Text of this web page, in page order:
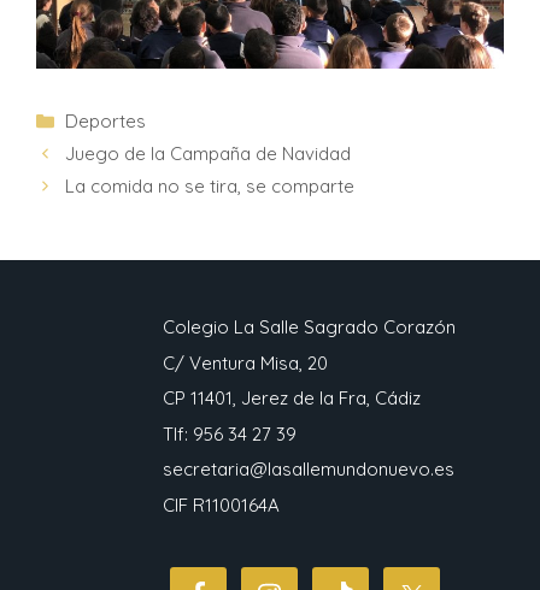
Deportes
Juego de la Campaña de Navidad
La comida no se tira, se comparte
Colegio La Salle Sagrado Corazón
C/ Ventura Misa, 20
CP 11401, Jerez de la Fra, Cádiz
Tlf: 956 34 27 39
secretaria@lasallemundonuevo.es
CIF R1100164A